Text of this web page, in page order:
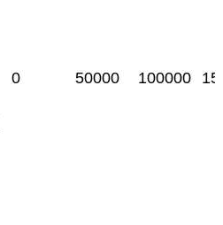
0 50000 100000